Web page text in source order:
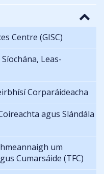
Centre (GISC)
Leas-
Corparáideacha
agus Slándála
um
Cumarsáide (TFC)